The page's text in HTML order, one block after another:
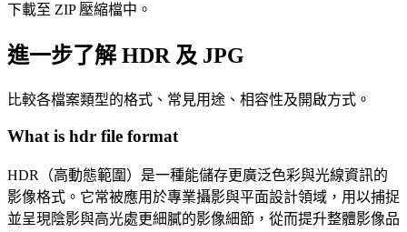
下載至 ZIP 壓縮檔中。
進一步了解 HDR 及 JPG
比較各檔案類型的格式、常見用途、相容性及開啟方式。
What is hdr file format
HDR（高動態範圍）是一種能儲存更廣泛色彩與光線資訊的
影像格式。它常被應用於專業攝影與平面設計領域，用以捕捉
並呈現陰影與高光處更細膩的影像細節，從而提升整體影像品